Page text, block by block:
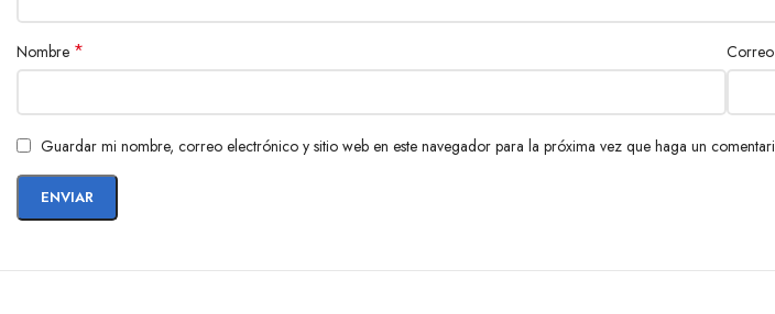
Nombre *
Guardar mi nombre, correo electrónico y sitio web en este navegador para la próxima vez que haga un